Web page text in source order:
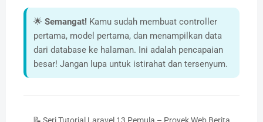
🌟 Semangat! Kamu sudah membuat controller
pertama, model pertama, dan menampilkan data
dari database ke halaman. Ini adalah pencapaian
besar! Jangan lupa untuk istirahat dan tersenyum.